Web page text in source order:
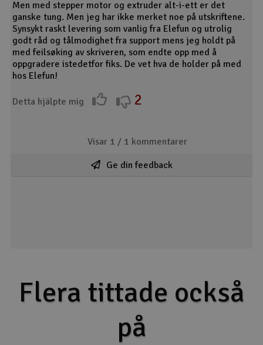
Men med stepper motor og extruder alt-i-ett er det
ganske tung. Men jeg har ikke merket noe på utskriftene.
Synsykt raskt levering som vanlig fra Elefun og utrolig
godt råd og tålmodighet fra support mens jeg holdt på
med feilsøking av skriveren, som endte opp med å
oppgradere istedetfor fiks. De vet hva de holder på med
hos Elefun!
Detta hjälpte mig 2
Visar 1 / 1 kommentarer
Ge din feedback
Flera tittade också
på